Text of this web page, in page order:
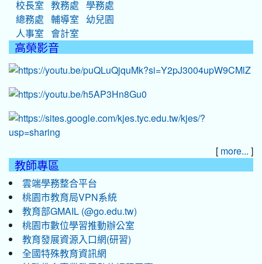
校長室 教務處
學務處
總務處
輔導室
幼兒園
人事室
會計室
高榮影音
[ more... ]
教師專區
雲端學務整合平台
桃園市教育局VPN系統
教育部GMAIL (@go.edu.tw)
桃園市數位學習推動辦公室
教育發展資源入口網(研習)
全國特殊教育資訊網